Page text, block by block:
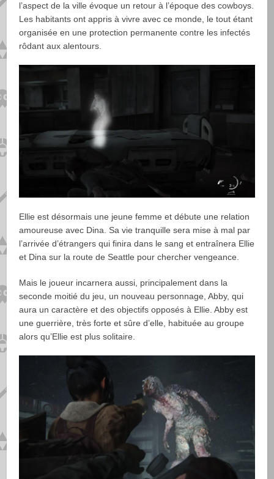
l’aspect de la ville évoque un retour à l’époque des cowboys.
Les habitants ont appris à vivre avec ce monde, le tout étant
organisée en une protection permanente contre les infectés
rôdant aux alentours.
Ellie est désormais une jeune femme et débute une relation
amoureuse avec Dina. Sa vie tranquille sera mise à mal par
l’arrivée d’étrangers qui finira dans le sang et entraînera Ellie
et Dina sur la route de Seattle pour chercher vengeance.
Mais le joueur incarnera aussi, principalement dans la
seconde moitié du jeu, un nouveau personnage, Abby, qui
aura un caractère et des objectifs opposés à Ellie. Abby est
une guerrière, très forte et sûre d’elle, habituée au groupe
alors qu’Ellie est plus solitaire.